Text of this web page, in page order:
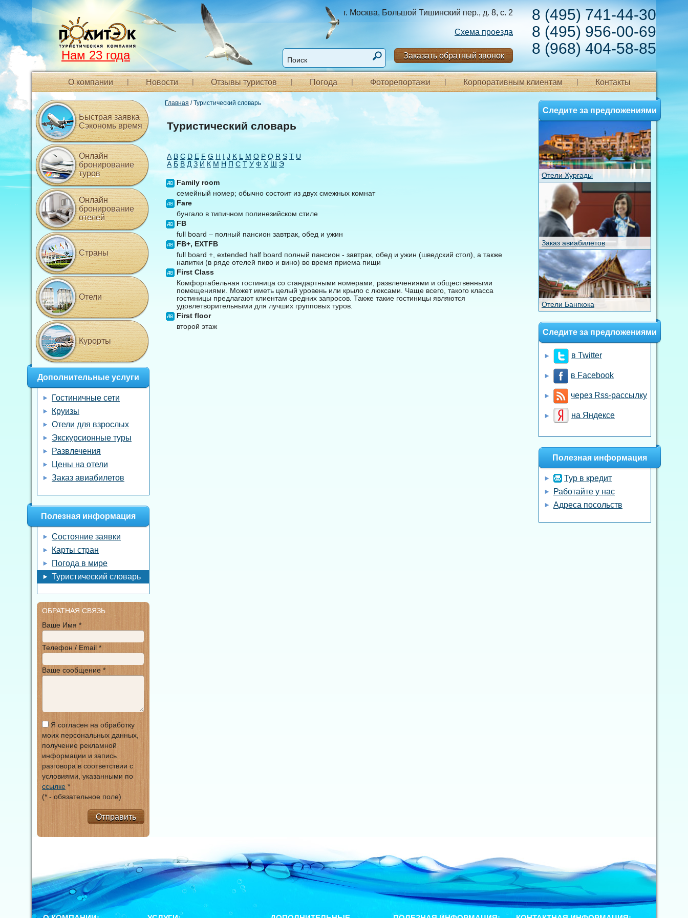
8 (495) 741-44-30
8 (495) 956-00-69
8 (968) 404-58-85
г. Москва, Большой Тишинский пер., д. 8, с. 2
Схема проезда
Заказать обратный звонок
Нам 23 года
О компании Новости Отзывы туристов Погода Фоторепортажи Корпоративным клиентам Контакты
Главная / Туристический словарь
Туристический словарь
A B C D E F G H I J K L M O P Q R S T U
А Б В Д З И К М Н П С Т У Ф Х Ш Э
Family room
семейный номер; обычно состоит из двух смежных комнат
Fare
бунгало в типичном полинезийском стиле
FB
full board – полный пансион завтрак, обед и ужин
FB+, EXTFB
full board +, extended half board полный пансион - завтрак, обед и ужин (шведский стол), а также
напитки (в ряде отелей пиво и вино) во время приема пищи
First Class
Комфортабельная гостиница со стандартными номерами, развлечениями и общественными
помещениями. Может иметь целый уровень или крыло с люксами. Чаще всего, такого класса
гостиницы предлагают клиентам средних запросов. Также такие гостиницы являются
удовлетворительными для лучших групповых туров.
First floor
второй этаж
Быстрая заявка
Сэкономь время
Онлайн
бронирование
туров
Онлайн
бронирование
отелей
Страны
Отели
Курорты
Дополнительные услуги
Гостиничные сети
Круизы
Отели для взрослых
Экскурсионные туры
Развлечения
Цены на отели
Заказ авиабилетов
Полезная информация
Состояние заявки
Карты стран
Погода в мире
Туристический словарь
ОБРАТНАЯ СВЯЗЬ
Ваше Имя *
Телефон / Email *
Ваше сообщение *
Я согласен на обработку
моих персональных данных,
получение рекламной
информации и запись
разговора в соответствии с
условиями, указанными по
ссылке *
(* - обязательное поле)
Отправить
Следите за предложениями
Отели Хургады
Заказ авиабилетов
Отели Бангкока
Следите за предложениями
в Twitter
в Facebook
через Rss-рассылку
на Яндексе
Полезная информация
Тур в кредит
Работайте у нас
Адреса посольств